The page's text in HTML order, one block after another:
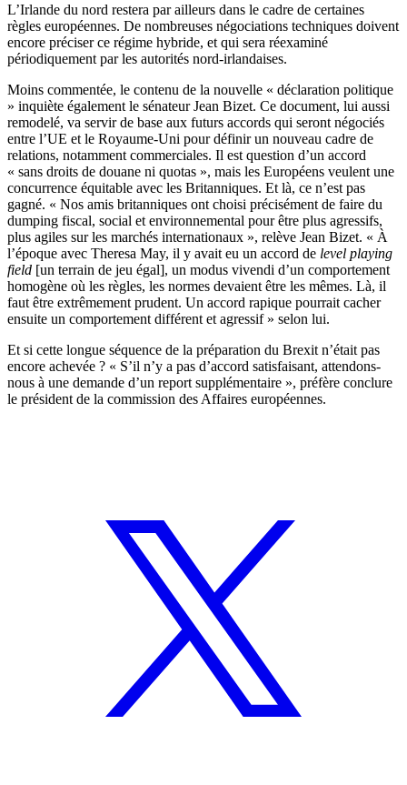
L’Irlande du nord restera par ailleurs dans le cadre de certaines
règles européennes. De nombreuses négociations techniques doivent
encore préciser ce régime hybride, et qui sera réexaminé
périodiquement par les autorités nord-irlandaises.
Moins commentée, le contenu de la nouvelle « déclaration politique
» inquiète également le sénateur Jean Bizet. Ce document, lui aussi
remodelé, va servir de base aux futurs accords qui seront négociés
entre l’UE et le Royaume-Uni pour définir un nouveau cadre de
relations, notamment commerciales. Il est question d’un accord
« sans droits de douane ni quotas », mais les Européens veulent une
concurrence équitable avec les Britanniques. Et là, ce n’est pas
gagné. « Nos amis britanniques ont choisi précisément de faire du
dumping fiscal, social et environnemental pour être plus agressifs,
plus agiles sur les marchés internationaux », relève Jean Bizet. « À
l’époque avec Theresa May, il y avait eu un accord de level playing
field [un terrain de jeu égal], un modus vivendi d’un comportement
homogène où les règles, les normes devaient être les mêmes. Là, il
faut être extrêmement prudent. Un accord rapique pourrait cacher
ensuite un comportement différent et agressif » selon lui.
Et si cette longue séquence de la préparation du Brexit n’était pas
encore achevée ? « S’il n’y a pas d’accord satisfaisant, attendons-
nous à une demande d’un report supplémentaire », préfère conclure
le président de la commission des Affaires européennes.